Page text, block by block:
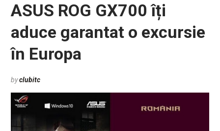
ASUS ROG GX700 îți
aduce garantat o excursie
în Europa
byclubitc